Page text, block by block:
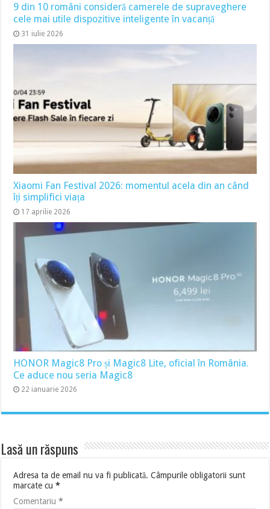
9 din 10 români consideră camerele de supraveghere
cele mai utile dispozitive inteligente în vacanță
31 iulie 2026
Xiaomi Fan Festival 2026: momentul acela din an când
îți simplifici viața
17 aprilie 2026
HONOR Magic8 Pro și Magic8 Lite, oficial în România.
Ce aduce nou seria Magic8
22 ianuarie 2026
Lasă un răspuns
Adresa ta de email nu va fi publicată. Câmpurile obligatorii sunt
marcate cu*
Comentariu*